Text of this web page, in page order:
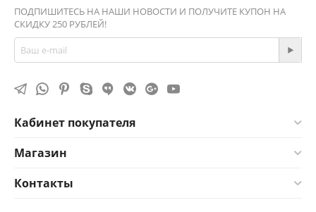
ПОДПИШИТЕСЬ НА НАШИ НОВОСТИ И ПОЛУЧИТЕ КУПОН НА
СКИДКУ 250 РУБЛЕЙ!
Кабинет покупателя
Магазин
Контакты